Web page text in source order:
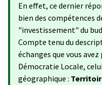
En effet, ce dernier
bien des compétences
"investissement" du
Compte tenu du
échanges que vous
Démocratie Locale,
géographique :